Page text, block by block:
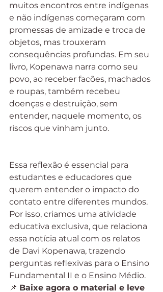
muitos encontros entre indígenas
e não indígenas começaram com
promessas de amizade e troca de
objetos, mas trouxeram
consequências profundas. Em seu
livro, Kopenawa narra como seu
povo, ao receber facões, machados
e roupas, também recebeu
doenças e destruição, sem
entender, naquele momento, os
riscos que vinham junto.
Essa reflexão é essencial para
estudantes e educadores que
querem entender o impacto do
contato entre diferentes mundos.
Por isso, criamos uma atividade
educativa exclusiva, que relaciona
essa notícia atual com os relatos
de Davi Kopenawa, trazendo
perguntas reflexivas para o Ensino
Fundamental II e o Ensino Médio.
📌 Baixe agora o material e leve